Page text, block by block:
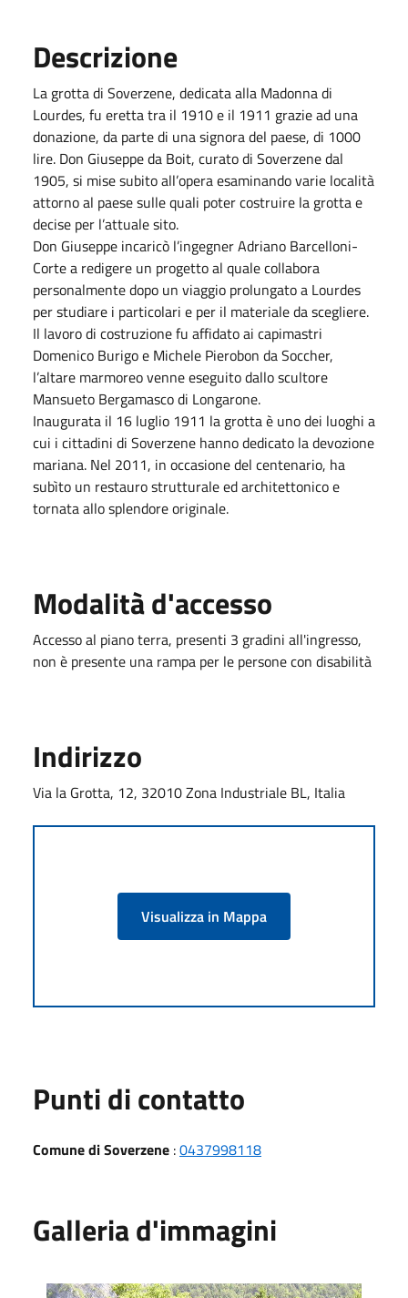
Descrizione
La grotta di Soverzene, dedicata alla Madonna di
Lourdes, fu eretta tra il 1910 e il 1911 grazie ad una
donazione, da parte di una signora del paese, di 1000
lire. Don Giuseppe da Boit, curato di Soverzene dal
1905, si mise subito all’opera esaminando varie località
attorno al paese sulle quali poter costruire la grotta e
decise per l’attuale sito.
Don Giuseppe incaricò l’ingegner Adriano Barcelloni-
Corte a redigere un progetto al quale collabora
personalmente dopo un viaggio prolungato a Lourdes
per studiare i particolari e per il materiale da scegliere.
Il lavoro di costruzione fu affidato ai capimastri
Domenico Burigo e Michele Pierobon da Soccher,
l’altare marmoreo venne eseguito dallo scultore
Mansueto Bergamasco di Longarone.
Inaugurata il 16 luglio 1911 la grotta è uno dei luoghi a
cui i cittadini di Soverzene hanno dedicato la devozione
mariana. Nel 2011, in occasione del centenario, ha
subìto un restauro strutturale ed architettonico e
tornata allo splendore originale.
Modalità d'accesso
Accesso al piano terra, presenti 3 gradini all'ingresso,
non è presente una rampa per le persone con disabilità
Indirizzo
Via la Grotta, 12, 32010 Zona Industriale BL, Italia
Visualizza in Mappa
Punti di contatto
Comune di Soverzene :0437998118
Galleria d'immagini
Grotta della Madonna di Lourdes